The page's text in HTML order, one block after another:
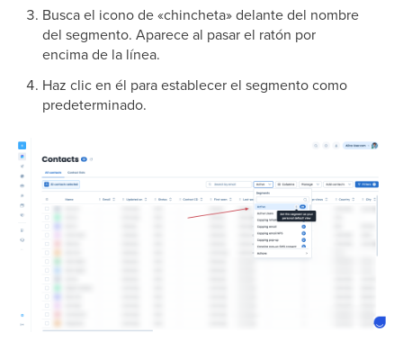
Busca el icono de «chincheta» delante del nombre
del segmento. Aparece al pasar el ratón por
encima de la línea.
Haz clic en él para establecer el segmento como
predeterminado.